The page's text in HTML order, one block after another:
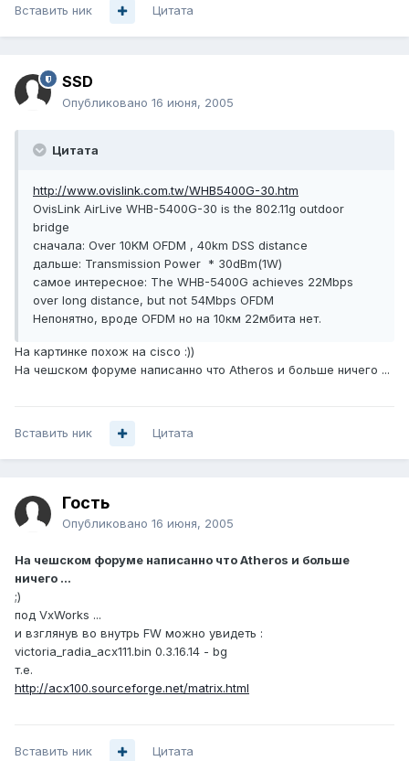
Вставить ник Цитата
SSD
Опубликовано 16 июня, 2005
Цитата
http://www.ovislink.com.tw/WHB5400G-30.htm
OvisLink AirLive WHB-5400G-30 is the 802.11g outdoor
bridge
сначала: Over 10KM OFDM , 40km DSS distance
дальше: Transmission Power * 30dBm(1W)
самое интересное: The WHB-5400G achieves 22Mbps
over long distance, but not 54Mbps OFDM
Непонятно, вроде OFDM но на 10км 22мбита нет.
На картинке похож на cisco :))
На чешском форуме написанно что Аtheros и больше ничего ...
Вставить ник Цитата
Гость
Опубликовано 16 июня, 2005
На чешском форуме написанно что Аtheros и больше
ничего ...
;)
под VxWorks ...
и взглянув во внутрь FW можно увидеть :
victoria_radia_acx111.bin 0.3.16.14 - bg
т.е.
http://acx100.sourceforge.net/matrix.html
Вставить ник Цитата